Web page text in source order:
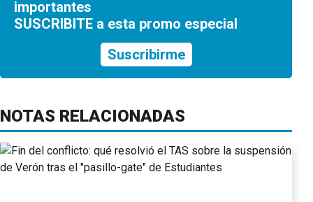
importantes
SUSCRIBITE a esta promo especial
Suscribirme
NOTAS RELACIONADAS